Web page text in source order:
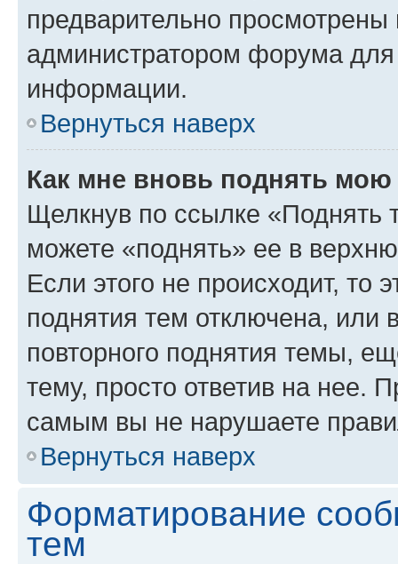
предварительно
администратором форума
информации.
Вернуться наверх
Как мне вновь поднять мою
Щелкнув по ссылке «Поднять
можете «поднять» ее в
Если этого не происходит, то
поднятия тем отключена, или
повторного поднятия темы,
тему, просто ответив на нее.
самым вы не нарушаете
Вернуться наверх
Форматирование
тем